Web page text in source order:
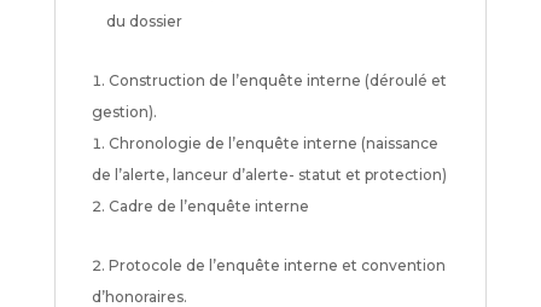
du dossier
Construction de l’enquête interne (déroulé et
gestion).
Chronologie de l’enquête interne (naissance
de l’alerte, lanceur d’alerte- statut et protection)
Cadre de l’enquête interne
Protocole de l’enquête interne et convention
d’honoraires.